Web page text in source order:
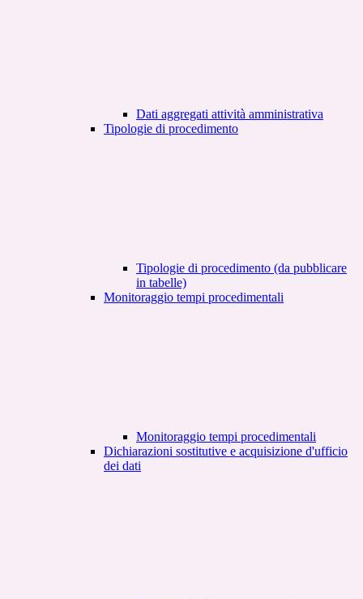
Dati aggregati attività amministrativa
Tipologie di procedimento
Tipologie di procedimento (da pubblicare
in tabelle)
Monitoraggio tempi procedimentali
Monitoraggio tempi procedimentali
Dichiarazioni sostitutive e acquisizione d'ufficio
dei dati